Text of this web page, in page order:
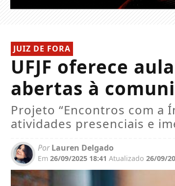
JUIZ DE FORA
UFJF oferece
abertas à
Projeto “Encontros com a
atividades presenciais e
PorLauren Delgado
Em 26/09/2025 18:41 Atualizado 26/09/